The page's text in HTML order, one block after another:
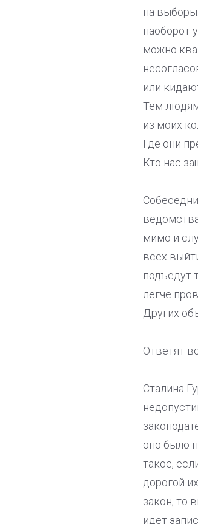
на
наоборот
можно
или
Тем
из моих
Где они
Кто нас
мимо и
всех
подъедут
легче
Других
Ответят
Сталина
оно было
такое,
дорогой
закон, то
идет